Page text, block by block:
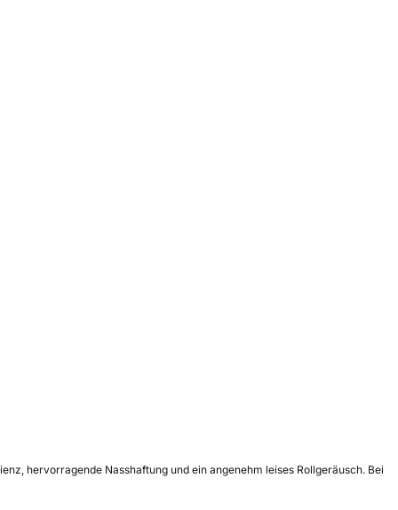
hervorragende Nasshaftung und ein angenehm leises Rollgeräusch. Bei